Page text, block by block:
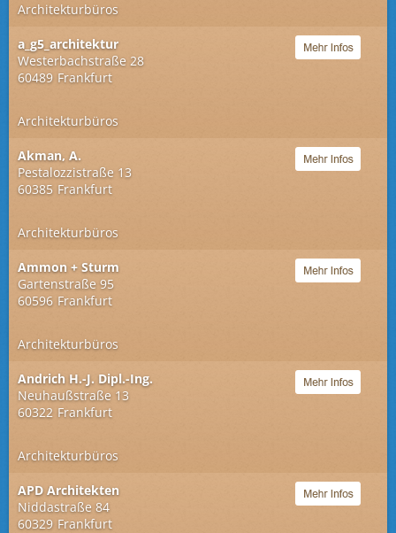
Architekturbüros
a_g5_architektur
Westerbachstraße 28
60489 Frankfurt
Architekturbüros
Akman, A.
Pestalozzistraße 13
60385 Frankfurt
Architekturbüros
Ammon + Sturm
Gartenstraße 95
60596 Frankfurt
Architekturbüros
Andrich H.-J. Dipl.-Ing.
Neuhaußstraße 13
60322 Frankfurt
Architekturbüros
APD Architekten
Niddastraße 84
60329 Frankfurt